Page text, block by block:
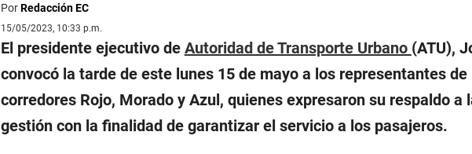
PorRedacción EC
15/05/2023, 10:33 p.m.
El presidente ejecutivo de Autoridad de Transporte Urbano (ATU),
convocó la tarde de este lunes 15 de mayo a los representantes de
corredores Rojo, Morado y Azul, quienes expresaron su respaldo a
gestión con la finalidad de garantizar el servicio a los pasajeros.